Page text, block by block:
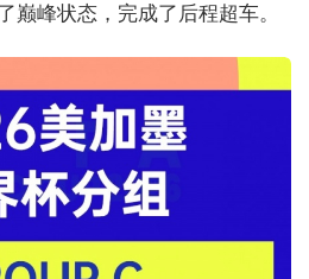
巅峰状态，完成了后程超车。